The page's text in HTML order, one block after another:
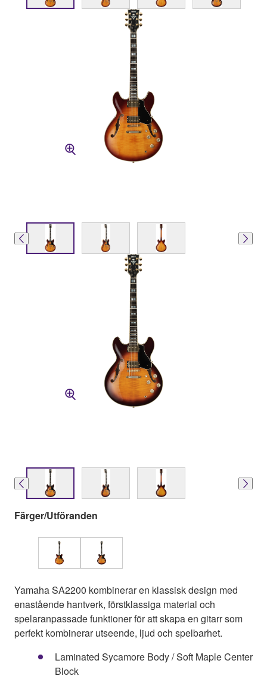
Färger/Utföranden
Yamaha SA2200 kombinerar en klassisk design med
enastående hantverk, förstklassiga material och
spelaranpassade funktioner för att skapa en gitarr som
perfekt kombinerar utseende, ljud och spelbarhet.
Laminated Sycamore Body / Soft Maple Center
Block